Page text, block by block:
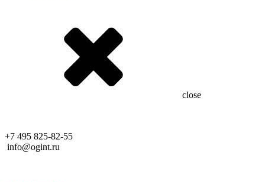
close
+7 495 825-82-55
info@ogint.ru